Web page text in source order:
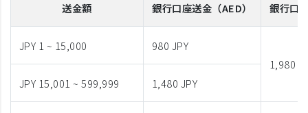
送金額 銀行口座送金 （AED） 銀行口
JPY 1 ~ 15,000
980 JPY
1,980
JPY 15,001 ~ 599,999
1,480 JPY